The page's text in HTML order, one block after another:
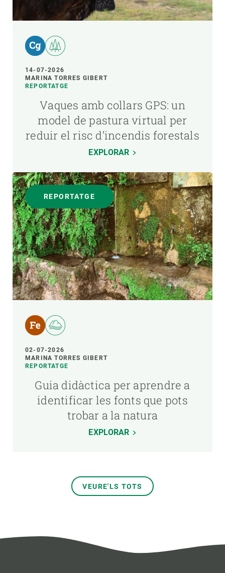
14-07-2026
MARINA TORRES GIBERT
REPORTATGE
Vaques amb collars GPS: un
model de pastura virtual per
reduir el risc d’incendis forestals
EXPLORAR
REPORTATGE
02-07-2026
MARINA TORRES GIBERT
REPORTATGE
Guia didàctica per aprendre a
identificar les fonts que pots
trobar a la natura
EXPLORAR
VEURE'LS TOTS